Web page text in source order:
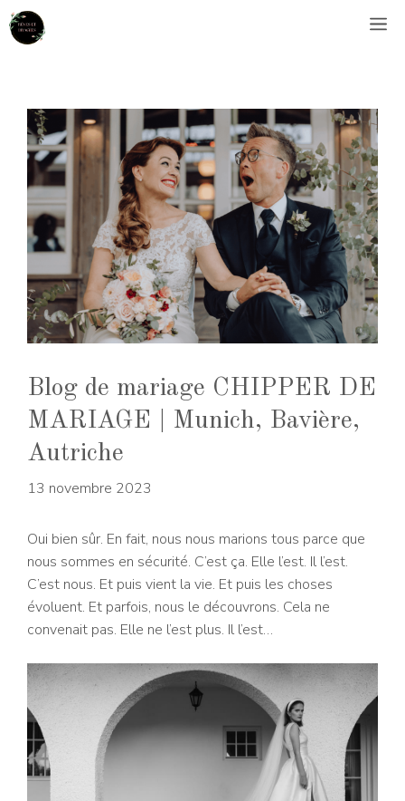
Aller
au
Blog de mariage CHIPPER DE
MARIAGE | Munich, Bavière,
Autriche
13 novembre 2023
Oui bien sûr. En fait, nous nous marions tous parce que
nous sommes en sécurité. C’est ça. Elle l’est. Il l’est.
C’est nous. Et puis vient la vie. Et puis les choses
évoluent. Et parfois, nous le découvrons. Cela ne
convenait pas. Elle ne l’est plus. Il l’est…